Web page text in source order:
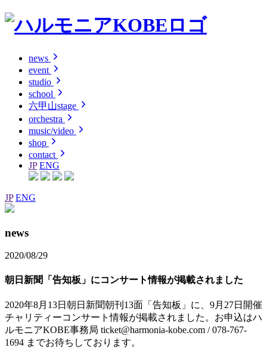
news
event
studio
school
六甲山stage
orchestra
music/video
shop
contact
JP ENG
JP ENG
news
2020/08/29
朝日新聞「告知板」にコンサート情報が掲載されました
2020年8月13日朝日新聞朝刊13面「告知板」に、9月27日開催
チャリティーコンサート情報が掲載されました。お申込はハ
ルモニアKOBE事務局 ticket@harmonia-kobe.com / 078-767-
1694 までお待ちしております。